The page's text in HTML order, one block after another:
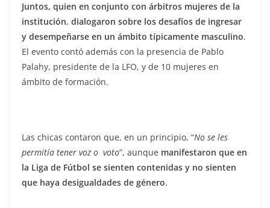
Juntos, quien en conjunto con árbitros mujeres de la
institución, dialogaron sobre los desafíos de ingresar
y desempeñarse en un ámbito típicamente masculino.
El evento contó además con la presencia de Pablo
Palahy, presidente de la LFO, y de 10 mujeres en
ámbito de formación.
Las chicas contaron que, en un principio, “No se les
permitía tener voz o voto”, aunque manifestaron que en
la Liga de Fútbol se sienten contenidas y no sienten
que haya desigualdades de género.